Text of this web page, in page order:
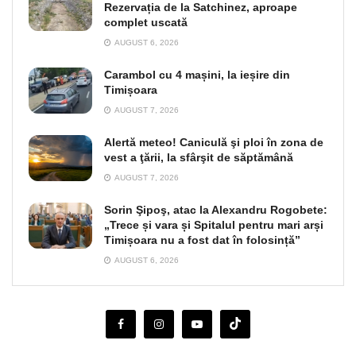
Rezervația de la Satchinez, aproape
complet uscată
AUGUST 6, 2026
Carambol cu 4 mașini, la ieșire din
Timișoara
AUGUST 7, 2026
Alertă meteo! Caniculă şi ploi în zona de
vest a ţării, la sfârşit de săptămână
AUGUST 7, 2026
Sorin Şipoş, atac la Alexandru Rogobete:
„Trece și vara și Spitalul pentru mari arși
Timișoara nu a fost dat în folosință”
AUGUST 6, 2026